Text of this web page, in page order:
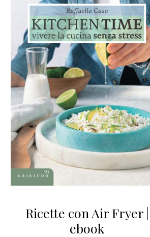
Ricette con Air Fryer |
ebook